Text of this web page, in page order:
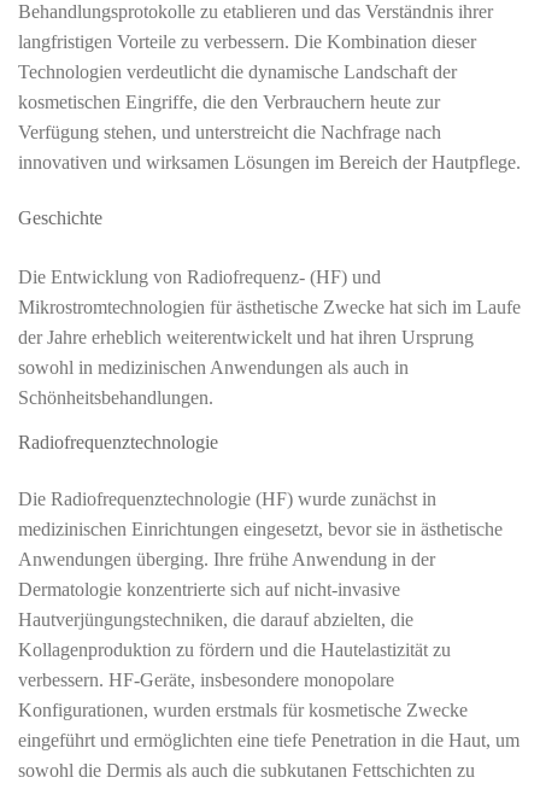
Behandlungsprotokolle zu etablieren und das Verständnis ihrer
langfristigen Vorteile zu verbessern. Die Kombination dieser
Technologien verdeutlicht die dynamische Landschaft der
kosmetischen Eingriffe, die den Verbrauchern heute zur
Verfügung stehen, und unterstreicht die Nachfrage nach
innovativen und wirksamen Lösungen im Bereich der Hautpflege.
Geschichte
Die Entwicklung von Radiofrequenz- (HF) und
Mikrostromtechnologien für ästhetische Zwecke hat sich im Laufe
der Jahre erheblich weiterentwickelt und hat ihren Ursprung
sowohl in medizinischen Anwendungen als auch in
Schönheitsbehandlungen.
Radiofrequenztechnologie
Die Radiofrequenztechnologie (HF) wurde zunächst in
medizinischen Einrichtungen eingesetzt, bevor sie in ästhetische
Anwendungen überging. Ihre frühe Anwendung in der
Dermatologie konzentrierte sich auf nicht-invasive
Hautverjüngungstechniken, die darauf abzielten, die
Kollagenproduktion zu fördern und die Hautelastizität zu
verbessern. HF-Geräte, insbesondere monopolare
Konfigurationen, wurden erstmals für kosmetische Zwecke
eingeführt und ermöglichten eine tiefe Penetration in die Haut, um
sowohl die Dermis als auch die subkutanen Fettschichten zu